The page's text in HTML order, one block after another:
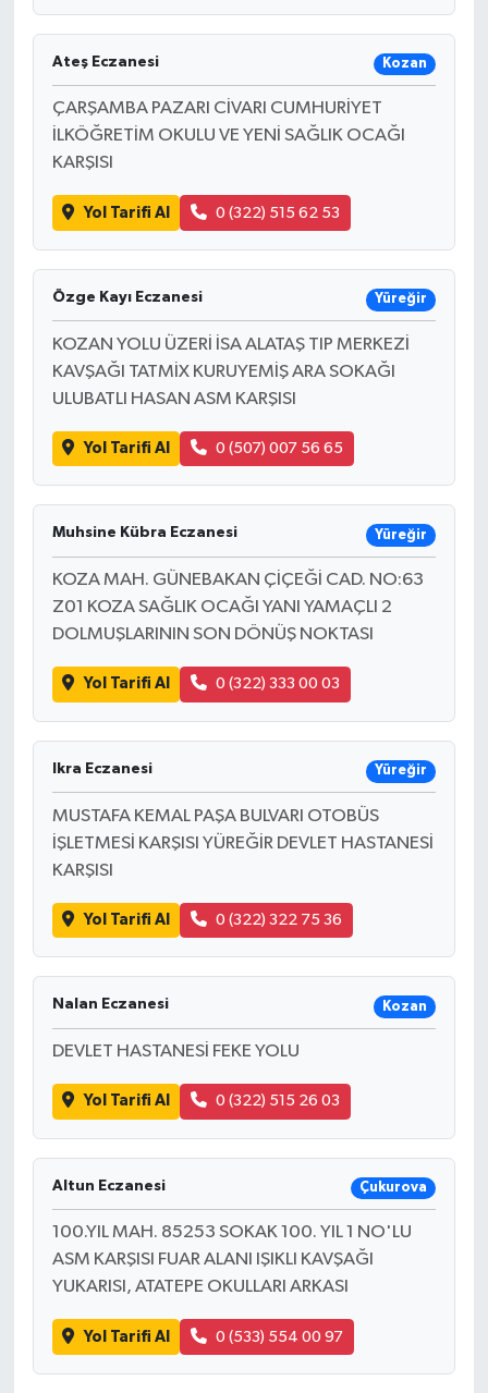
Ateş Eczanesi Kozan
ÇARŞAMBA PAZARI CİVARI CUMHURİYET
İLKÖĞRETİM OKULU VE YENİ SAĞLIK OCAĞI
KARŞISI
Yol Tarifi Al 0 (322) 515 62 53
Özge Kayı Eczanesi Yüreğir
KOZAN YOLU ÜZERİ İSA ALATAŞ TIP MERKEZİ
KAVŞAĞI TATMİX KURUYEMİŞ ARA SOKAĞI
ULUBATLI HASAN ASM KARŞISI
Yol Tarifi Al 0 (507) 007 56 65
Muhsine Kübra Eczanesi Yüreğir
KOZA MAH. GÜNEBAKAN ÇİÇEĞİ CAD. NO:63
Z01 KOZA SAĞLIK OCAĞI YANI YAMAÇLI 2
DOLMUŞLARININ SON DÖNÜŞ NOKTASI
Yol Tarifi Al 0 (322) 333 00 03
Ikra Eczanesi Yüreğir
MUSTAFA KEMAL PAŞA BULVARI OTOBÜS
İŞLETMESİ KARŞISI YÜREĞİR DEVLET HASTANESİ
KARŞISI
Yol Tarifi Al 0 (322) 322 75 36
Nalan Eczanesi Kozan
DEVLET HASTANESİ FEKE YOLU
Yol Tarifi Al 0 (322) 515 26 03
Altun Eczanesi Çukurova
100.YIL MAH. 85253 SOKAK 100. YIL 1 NO'LU
ASM KARŞISI FUAR ALANI IŞIKLI KAVŞAĞI
YUKARISI, ATATEPE OKULLARI ARKASI
Yol Tarifi Al 0 (533) 554 00 97